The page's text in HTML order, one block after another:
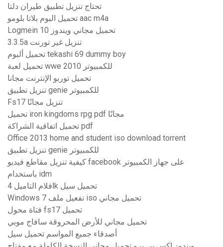
تحتاج تنزيل تطبيق طيران دلتا
تحميل البوم بلاتا بلومو aac m4a
Logmein تحميل مجاني ويندوز 10
3.3.5a تنزيل غير تورنت
تحميل ألبوم tekashi 69 dummy boy
تحميل لعبة wwe 2010 للكمبيوتر
تحميل توربو الإنترنت مجانا
تنزيل تطبيق genie للكمبيوتر
Fs17 تنزيل مجانًا
تحميل iron kingdoms rpg pdf مجانًا
تحميل اتفاقية الشراكة pdf
Office 2013 home and student iso download torrent
تنزيل تطبيق genie للكمبيوتر
كيفية تنزيل مقاطع فيديو facebook على جهاز الكمبيوتر
باستخدام idm
افلام التاميل 4k تحميل سيل
Windows 7 تفعيل ملف iso تحميل مجاني
فتاة محول fs17 تحميل
تحميل مجاني للأرض المحروقة سافاج موبي
أصدقاء جميع المواسم تحميل سيل